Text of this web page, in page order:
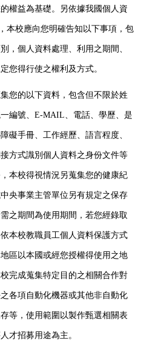
權益為基礎。另依據我國個人資
本校應向您明確告知以下事項，包
，個人資料處理、利用之期間、
您得行使之權利及方式。
的以下資料，包含但不限於姓
編號、 E-MAIL、電話、學歷、是
礙手冊、工作經歷、語言程度、
方式識別個人資料之身份文件等
本校得視情況另蒐集您的健康紀
央事業主管單位另有規定之保存
之期間為使用期間，若您經錄取
本校教職員工個人資料保護方式
區以本國或經您授權得使用之地
完成蒐集特定目的之相關合作對
各項自動化機器或其他非自動化
等，使用範圍以製作甄選相關表
才招募用途為主。